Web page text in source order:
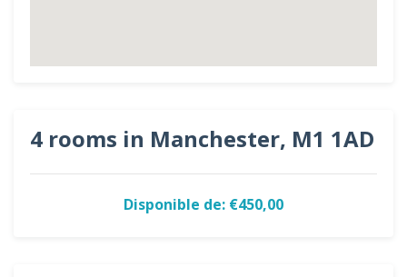
4 rooms in Manchester, M1 1AD
Disponible de: €450,00